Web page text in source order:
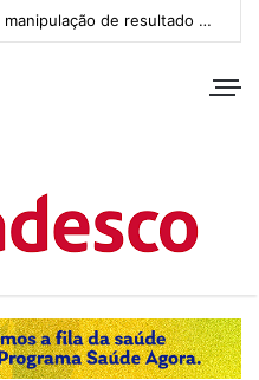
MPGO investiga suspeita de manipulação de resultado na Copa Goiás Sub-20